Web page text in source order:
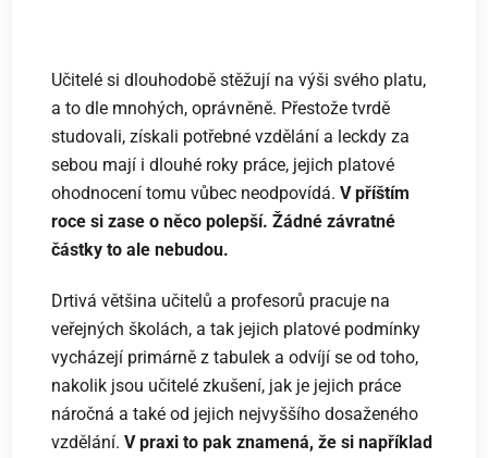
Učitelé si dlouhodobě stěžují na výši svého platu,
a to dle mnohých, oprávněně. Přestože tvrdě
studovali, získali potřebné vzdělání a leckdy za
sebou mají i dlouhé roky práce, jejich platové
ohodnocení tomu vůbec neodpovídá.V příštím
roce si zase o něco polepší. Žádné závratné
částky to ale nebudou.
Drtivá většina učitelů a profesorů pracuje na
veřejných školách, a tak jejich platové podmínky
vycházejí primárně z tabulek a odvíjí se od toho,
nakolik jsou učitelé zkušení, jak je jejich práce
náročná a také od jejich nejvyššího dosaženého
vzdělání.V praxi to pak znamená, že si například